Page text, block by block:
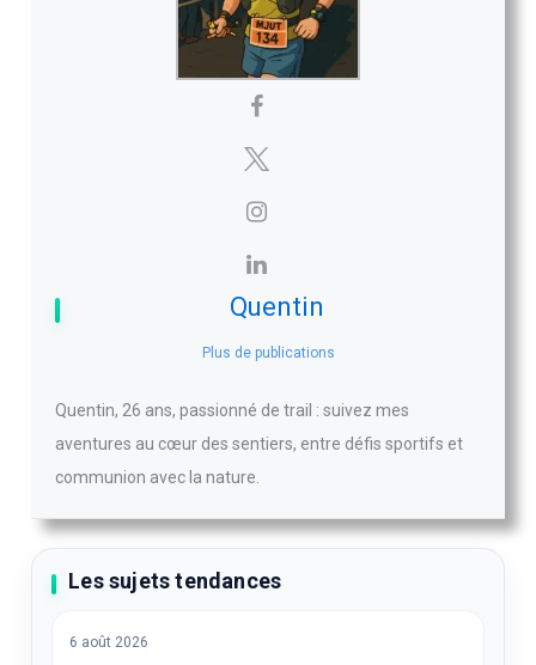
Quentin
Plus de publications
Quentin, 26 ans, passionné de trail : suivez mes
aventures au cœur des sentiers, entre défis sportifs et
communion avec la nature.
Les sujets tendances
6 août 2026